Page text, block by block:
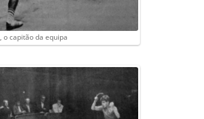
, o capitão da equipa